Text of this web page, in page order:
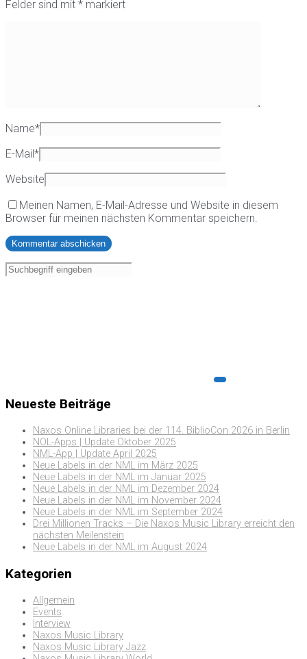
Felder sind mit * markiert
Name*
E-Mail*
Website
Meinen Namen, E-Mail-Adresse und Website in diesem
Browser für meinen nächsten Kommentar speichern.
Neueste Beiträge
Naxos Online Libraries bei der 114. BiblioCon 2026 in Berlin
NOL-Apps | Update Oktober 2025
NML-App | Update April 2025
Neue Labels in der NML im März 2025
Neue Labels in der NML im Januar 2025
Neue Labels in der NML im Dezember 2024
Neue Labels in der NML im November 2024
Neue Labels in der NML im September 2024
Drei Millionen Tracks – Die Naxos Music Library erreicht den
nächsten Meilenstein
Neue Labels in der NML im August 2024
Kategorien
Allgemein
Events
Interview
Naxos Music Library
Naxos Music Library Jazz